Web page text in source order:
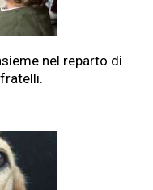
nel reparto di